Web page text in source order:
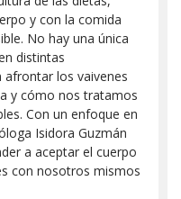
y con la comida
No hay una única
distintas
los vaivenes
y cómo nos tratamos
Con un enfoque en
Isidora Guzmán
a aceptar el cuerpo
con nosotros mismos